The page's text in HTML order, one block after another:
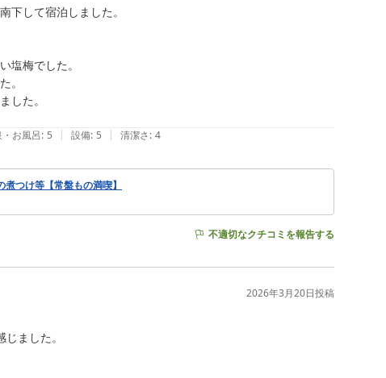
下して宿泊しました。
塩梅でした。
。
した。
お風呂: 5 | 設備: 5 | 清潔さ: 4
つけ等【常盤もの満喫】
不適切なクチコミを報告する
2026年3月20日投稿
ました。